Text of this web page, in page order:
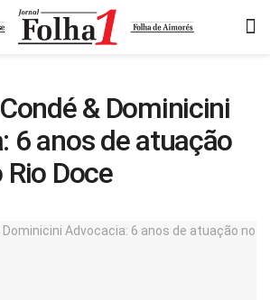
& Dominicini
6 anos de atuação
Rio Doce